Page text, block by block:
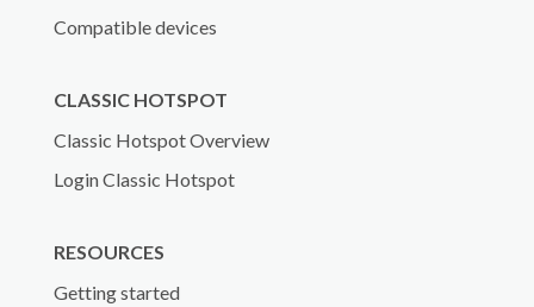
Compatible devices
CLASSIC HOTSPOT
Classic Hotspot Overview
Login Classic Hotspot
RESOURCES
Getting started